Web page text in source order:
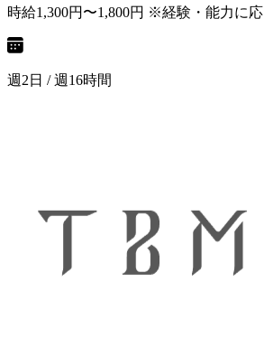
時給1,300円〜1,800円 ※経験・能力に
週2日 / 週16時間